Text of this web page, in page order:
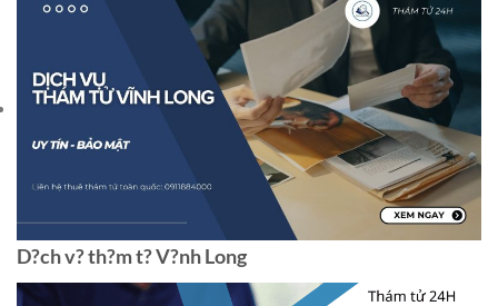
D?ch v? th?m t? V?nh Long